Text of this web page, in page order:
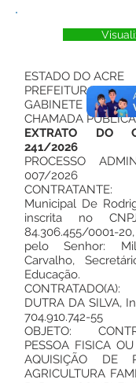
ESTADO DO ACRE
PREFEITURA DE
GABINETE DO
CHAMADA
EXTRATO DO
241/2026
PROCESSO
007/2026
Municipal De
inscrita no
84.306.455/0001-
pelo Senhor:
Carvalho,
Educação.
DUTRA DA SILVA,
704.910.742-55
OBJETO:
PESSOA FISICA
AQUISIÇÃO DE
AGRICULTURA